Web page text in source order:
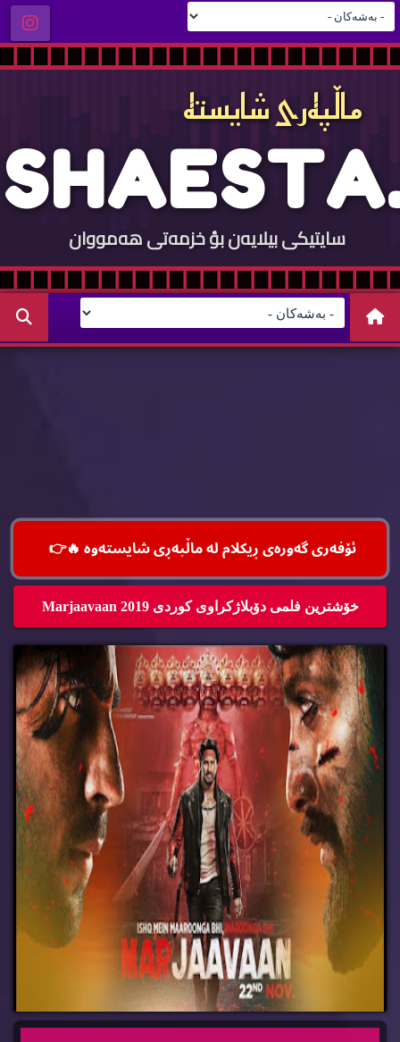
ماڵپه‌ری شایسته‌
SHAESTA.
COM
سایتيكی بيلایه‌ن بؤ خزمه‌تی هه‌مووان
ئۆفه‌ری گه‌وره‌ی ڕیكلام له‌ ماڵپه‌ڕی شایسته‌وه‌ 🔥👉
خۆشترین فلمی دۆبلاژكراوی كوردی Marjaavaan 2019